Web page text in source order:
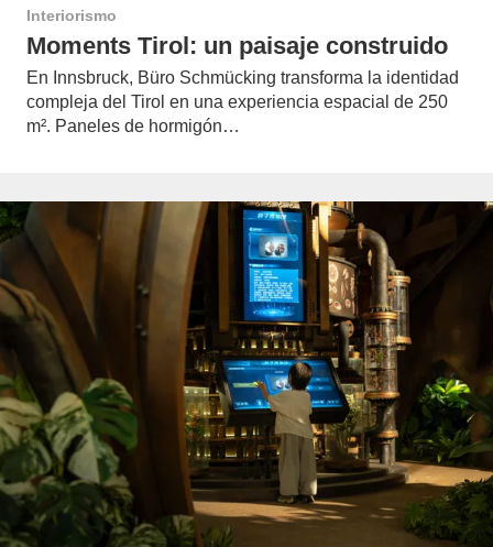
Interiorismo
Moments Tirol: un paisaje construido
En Innsbruck, Büro Schmücking transforma la identidad
compleja del Tirol en una experiencia espacial de 250
m². Paneles de hormigón…